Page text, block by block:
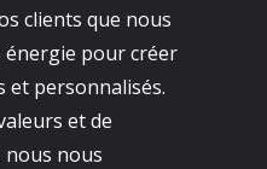
clients que nous
pour créer
et personnalisés.
et de
nous nous